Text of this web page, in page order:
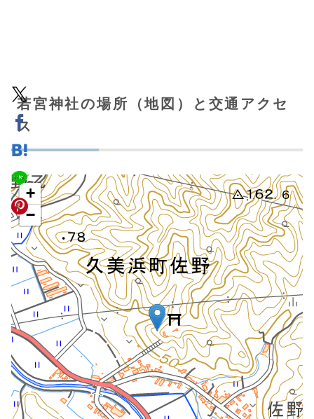
若宮神社の場所（地図）と交通アクセ
ス